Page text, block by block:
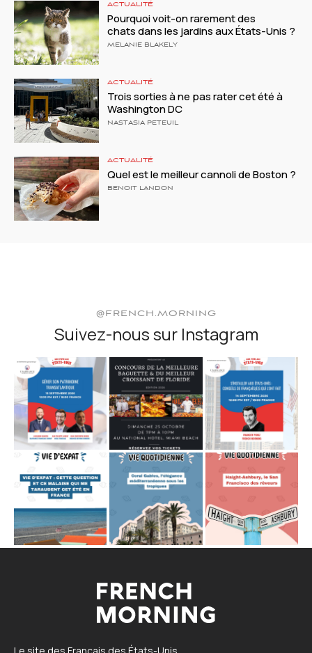
ACTUALITÉ
Pourquoi voit-on rarement des
chats dans les jardins aux États-Unis ?
MELANIE BLAKELY
ACTUALITÉ
Trois sorties à ne pas rater cet été à
Washington DC
NASTASIA PETEUIL
ACTUALITÉ
Quel est le meilleur cannoli de Boston ?
BENOIT LANDON
@FRENCH.MORNING
Suivez-nous sur Instagram